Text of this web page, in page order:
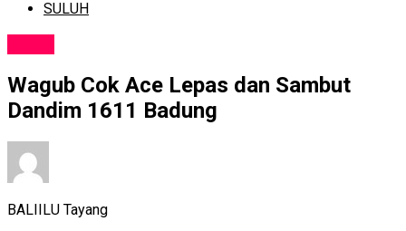
SULUH
Wagub Cok Ace Lepas dan Sambut
Dandim 1611 Badung
BALIILU Tayang